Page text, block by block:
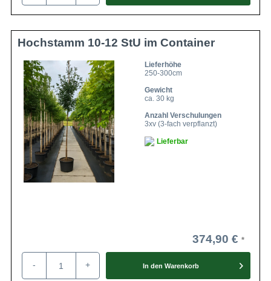
Hochstamm 10-12 StU im Container
Lieferhöhe
250-300cm
Gewicht
ca. 30 kg
Anzahl Verschulungen
3xv (3-fach verpflanzt)
Lieferbar
374,90 €
- + In den Warenkorb